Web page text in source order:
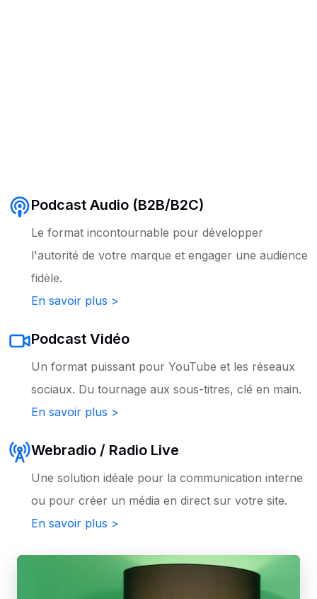
Podcast Audio (B2B/B2C)
Le format incontournable pour développer
l'autorité de votre marque et engager une audience
fidèle.
En savoir plus >
Podcast Vidéo
Un format puissant pour YouTube et les réseaux
sociaux. Du tournage aux sous-titres, clé en main.
En savoir plus >
Webradio / Radio Live
Une solution idéale pour la communication interne
ou pour créer un média en direct sur votre site.
En savoir plus >